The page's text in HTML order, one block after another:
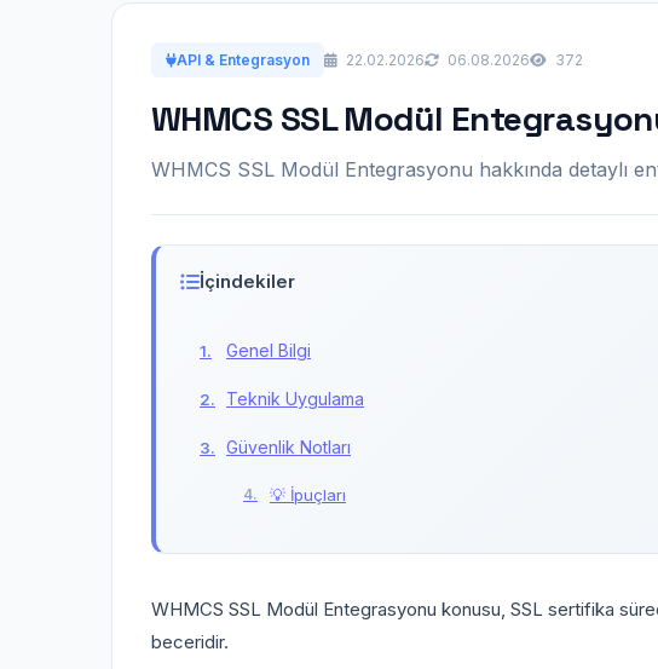
API & Entegrasyon 22.02.2026 06.08.2026 372
WHMCS SSL Modül
WHMCS SSL Modül Entegrasyonu hakkında detaylı
İçindekiler
Genel Bilgi
Teknik Uygulama
Güvenlik Notları
💡 İpuçları
WHMCS SSL Modül Entegrasyonu konusu, SSL sertifika
beceridir.